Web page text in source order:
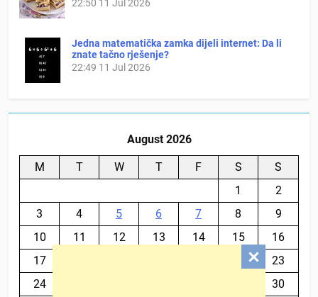
22:50 11 Jul 2026
Jedna matematička zamka dijeli internet: Da li
znate tačno rješenje?
22:49 11 Jul 2026
August 2026
M T W T F S
S
1
2
3
4 5 6 7 8
9
10
11 12 13 14 15
16
17
23
24
30